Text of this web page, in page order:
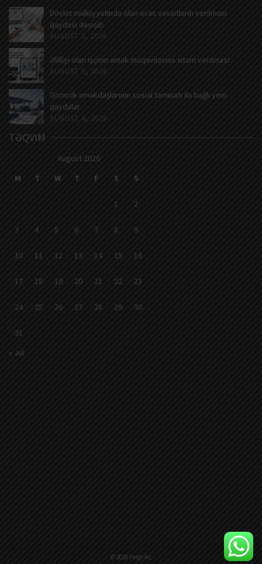
Dövlət mülkiyyətində olan əsas vəsaitlərin verilməsi
qaydası dəyişib
AUGUST 5, 2026
Əlilliyi olan işçinin əmək müqaviləsinə xitam verilməsi
AUGUST 5, 2026
Gömrük əməkdaşlarının sosial təminatı ilə bağlı yeni
qaydalar
AUGUST 4, 2026
TƏQVIM
August 2026
M
T W T F S S
1 2
3 4 5 6 7 8 9
10 11 12 13 14 15 16
17 18 19 20 21 22 23
24 25 26 27 28 29 30
31
« Jul
© 2026 Vergi.Az